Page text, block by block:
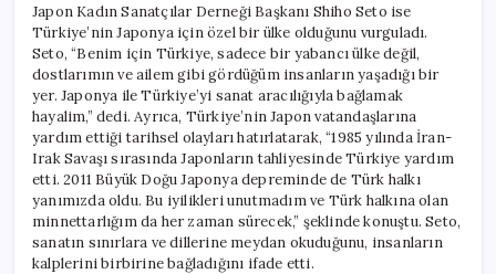
Japon Kadın Sanatçılar Derneği Başkanı Shiho Seto ise
Türkiye’nin Japonya için özel bir ülke olduğunu vurguladı.
Seto, “Benim için Türkiye, sadece bir yabancı ülke değil,
dostlarımın ve ailem gibi gördüğüm insanların yaşadığı bir
yer. Japonya ile Türkiye’yi sanat aracılığıyla bağlamak
hayalim,” dedi. Ayrıca, Türkiye’nin Japon vatandaşlarına
yardım ettiği tarihsel olayları hatırlatarak, “1985 yılında İran-
Irak Savaşı sırasında Japonların tahliyesinde Türkiye yardım
etti. 2011 Büyük Doğu Japonya depreminde de Türk halkı
yanımızda oldu. Bu iyilikleri unutmadım ve Türk halkına olan
minnettarlığım da her zaman sürecek,” şeklinde konuştu. Seto,
sanatın sınırlara ve dillerine meydan okuduğunu, insanların
kalplerini birbirine bağladığını ifade etti.